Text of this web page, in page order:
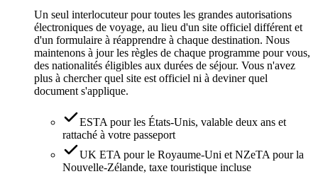
Un seul interlocuteur pour toutes les grandes autorisations
électroniques de voyage, au lieu d'un site officiel différent et
d'un formulaire à réapprendre à chaque destination. Nous
maintenons à jour les règles de chaque programme pour vous,
des nationalités éligibles aux durées de séjour. Vous n'avez
plus à chercher quel site est officiel ni à deviner quel
document s'applique.
ESTA pour les États-Unis, valable deux ans et
rattaché à votre passeport
UK ETA pour le Royaume-Uni et NZeTA pour la
Nouvelle-Zélande, taxe touristique incluse